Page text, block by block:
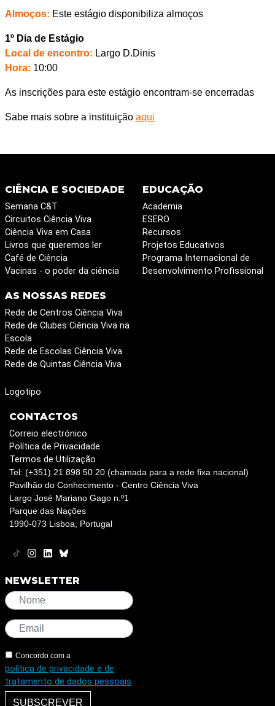
Almoços: Este estágio disponibiliza almoços
1º Dia de Estágio
Local de encontro: Largo D.Dinis
Hora: 10:00
As inscrições para este estágio encontram-se encerradas
Sabe mais sobre a instituição aqui
CIÊNCIA E SOCIEDADE
Semana C&T
Circuitos Ciência Viva
Ciência Viva em Casa
Livros que queremos ler
Café de Ciência
Vacinas - o poder da ciência
EDUCAÇÃO
Academia
ESERO
Recursos
Projetos Educativos
Programa Internacional de
Desenvolvimento Profissional
AS NOSSAS REDES
Rede de Centros Ciência Viva
Rede de Clubes Ciência Viva na
Escola
Rede de Escolas Ciência Viva
Rede de Quintas Ciência Viva
Logotipo
CONTACTOS
Correio electrónico
Política de Privacidade
Termos de Utilização
Tel: (+351) 21 898 50 20 (chamada para a rede fixa nacional)
Pavilhão do Conhecimento - Centro Ciência Viva
Largo José Mariano Gago n.º1
Parque das Nações
1990-073 Lisboa, Portugal
NEWSLETTER
Concordo com a
política de privacidade e de
tratamento de dados pessoais
SUBSCREVER